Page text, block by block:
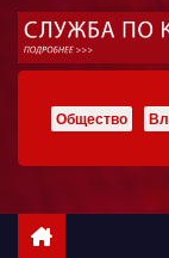
ж
Общество